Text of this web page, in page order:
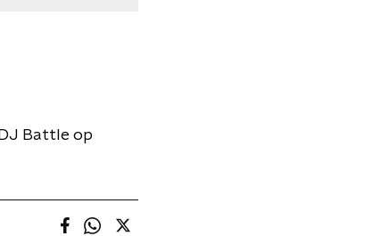
Battle op